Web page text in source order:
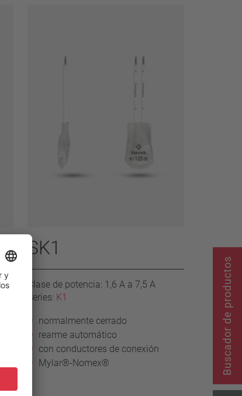
SK1
Clase de potencia: 1,6 A a 7,5 A
Series: K1
normalmente cerrado
rearme automático
con conductores de conexión
Mylar®-Nomex®
Buscador de productos